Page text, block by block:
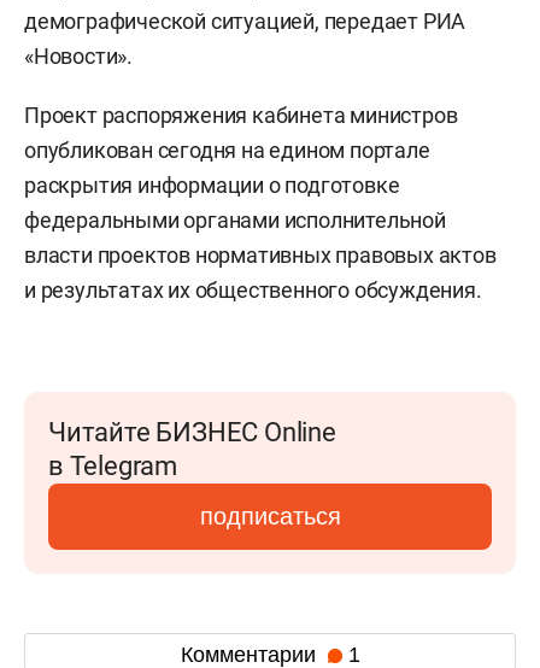
демографической ситуацией, передает РИА
«Новости».
Проект распоряжения кабинета министров
опубликован сегодня на едином портале
раскрытия информации о подготовке
федеральными органами исполнительной
власти проектов нормативных правовых актов
и результатах их общественного обсуждения.
Читайте БИЗНЕС Online
в Telegram
подписаться
Комментарии 1